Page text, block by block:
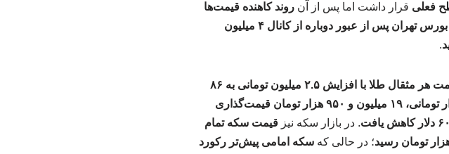
قرار داشت اما پس از آنروند کاهنده قیمت‌ها
شاخص بورس تهران پس از عبور دوباره از کانال ۴ میلیون
.
قیمت هر مثقال طلا با افزایش ۲.۵ میلیون تومانی به ۸۶
طلای ۱۸ عیار نیز با رشد ۵۰۰ هزار تومانی، ۱۹ میلیون و ۹۵۰ هزار تومان قیمت‌گذاری
. در بازار سکه نیزقیمت سکه تمام
؛ در حالی کهسکه امامی پیش‌تر رکورد